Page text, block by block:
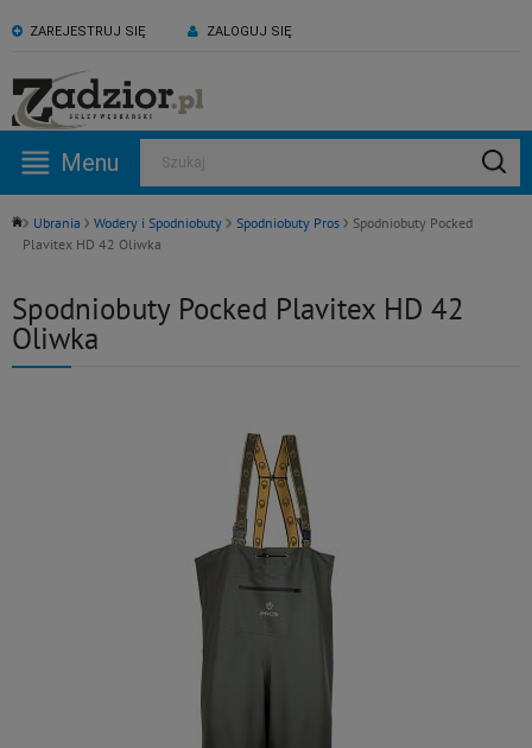
ZAREJESTRUJ SIĘ ZALOGUJ SIĘ
KONTAKT:
530 582 918
Pn -Pt: 09:00 - 17:00
ZAPRASZAMY NA NASZ
Menu Szukaj
Ubrania Wodery i Spodniobuty Spodniobuty Pros
Spodniobuty Pocked
Plavitex HD 42 Oliwka
Spodniobuty Pocked Plavitex HD 42
Oliwka